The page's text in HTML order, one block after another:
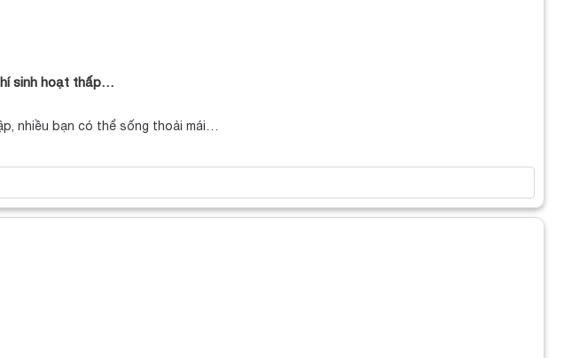
sinh hoạt thấp…
nhiều bạn có thể sống thoải mái…